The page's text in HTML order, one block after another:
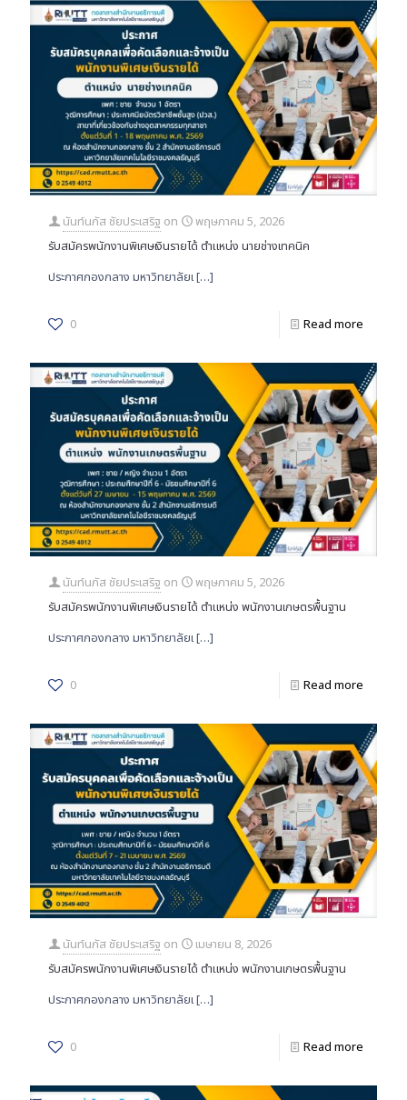
นันท์นภัส ชัยประเสริฐ on
พฤษภาคม 5, 2026
รับสมัครพนักงานพิเศษเงินรายได้ ตำแหน่ง นายช่างเทคนิค
ประกาศกองกลาง มหาวิทยาลัยเ[…]
0 Read more
นันท์นภัส ชัยประเสริฐ on
พฤษภาคม 5, 2026
รับสมัครพนักงานพิเศษเงินรายได้ ตำแหน่ง พนักงานเกษตรพื้นฐาน
ประกาศกองกลาง มหาวิทยาลัยเ[…]
0 Read more
นันท์นภัส ชัยประเสริฐ on
เมษายน 8, 2026
รับสมัครพนักงานพิเศษเงินรายได้ ตำแหน่ง พนักงานเกษตรพื้นฐาน
ประกาศกองกลาง มหาวิทยาลัยเ[…]
0 Read more